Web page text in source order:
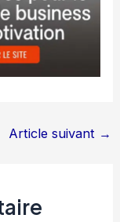
Article suivant →